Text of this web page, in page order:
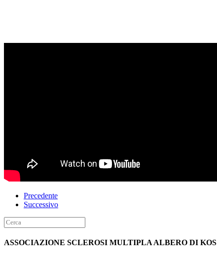
Precedente
Successivo
ASSOCIAZIONE SCLEROSI MULTIPLA ALBERO DI KOS